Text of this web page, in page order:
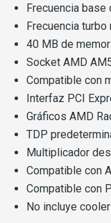
Frecuencia base
Frecuencia turbo
40 MB de
Socket AMD
Compatible con
Interfaz PCI
Gráficos AMD
TDP
Multiplicador
Compatible con
Compatible con
No incluye